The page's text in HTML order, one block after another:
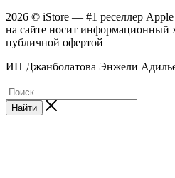
2026 © iStore — #1 реселлер
на сайте носит информационный
публичной офертой
ИП Джанболатова Энжели
Найти